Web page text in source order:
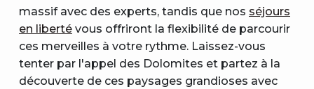
massif avec des experts, tandis que nos séjours
en liberté vous offriront la flexibilité de parcourir
ces merveilles à votre rythme. Laissez-vous
tenter par l'appel des Dolomites et partez à la
découverte de ces paysages grandioses avec